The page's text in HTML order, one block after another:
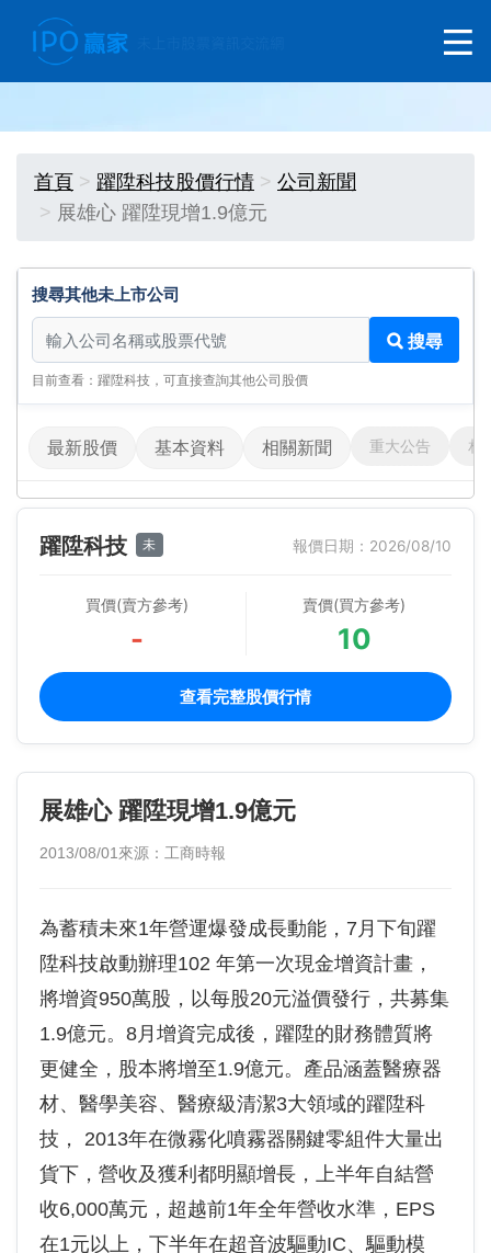
首頁 躍陞科技股價行情
公司新聞
展雄心 躍陞現增1.9億元
搜尋其他未上市公司
搜尋其他未上市公司
搜尋
目前查看：躍陞科技，可直接查詢其他公司股價
最新股價 基本資料 相關新聞 重大公告 相
躍陞科技 未 報價日期：2026/08/10
買價(賣方參考)
-
賣價(買方參考)
10
查看完整股價行情
展雄心 躍陞現增1.9億元
2013/08/01 來源：工商時報
為蓄積未來1年營運爆發成長動能，7月下旬躍
陞科技啟動辦理102 年第一次現金增資計畫，
將增資950萬股，以每股20元溢價發行，共募集
1.9億元。8月增資完成後，躍陞的財務體質將
更健全，股本將增至1.9億元。產品涵蓋醫療器
材、醫學美容、醫療級清潔3大領域的躍陞科
技， 2013年在微霧化噴霧器關鍵零組件大量出
貨下，營收及獲利都明顯增長，上半年自結營
收6,000萬元，超越前1年全年營收水準，EPS
在1元以上，下半年在超音波驅動IC、驅動模